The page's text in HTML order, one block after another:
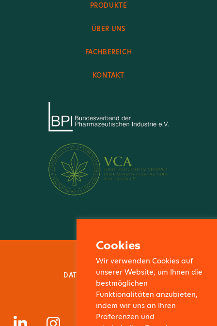
PRODUKTE
ÜBER UNS
FACHBEREICH
KONTAKT
IMPRESSUM
DATENSCHUTZ & COOKIES
AGB
Cookies
Wir verwenden Cookies auf
unserer Website, um Ihnen die
bestmöglichen
Funktionalitäten anzubieten,
indem wir uns an Ihren
Präferenzen und